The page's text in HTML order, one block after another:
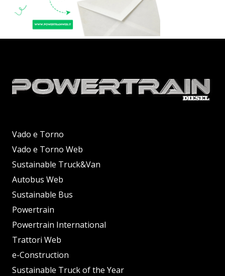
Vado e Torno
Vado e Torno Web
Sustainable Truck&Van
Autobus Web
Sustainable Bus
Powertrain
Powertrain International
Trattori Web
e-Construction
Sustainable Truck of the Year